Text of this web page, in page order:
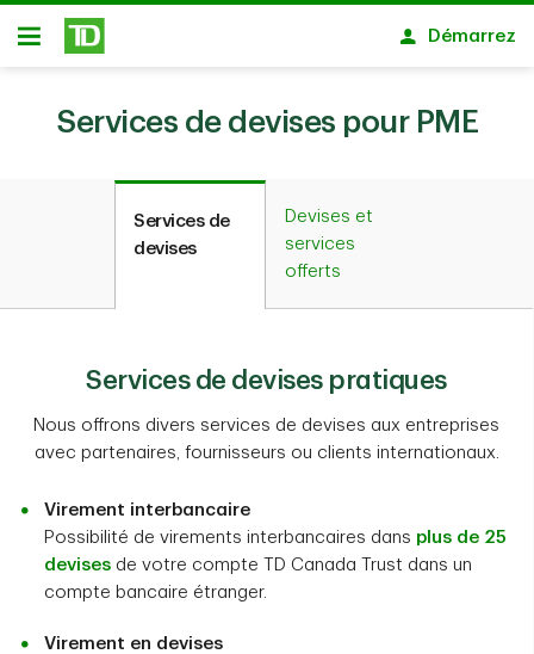
Passer au contenu principal
Ouvert
Démarrez
Services de devises pour PME
Services de
devises
Devises et
services
offerts
Services de devises pratiques
Nous offrons divers services de devises aux entreprises
avec partenaires, fournisseurs ou clients internationaux.
Virement interbancaire
Possibilité de virements interbancaires dans plus de 25
devises de votre compte TD Canada Trust dans un
compte bancaire étranger.
Virement en devises